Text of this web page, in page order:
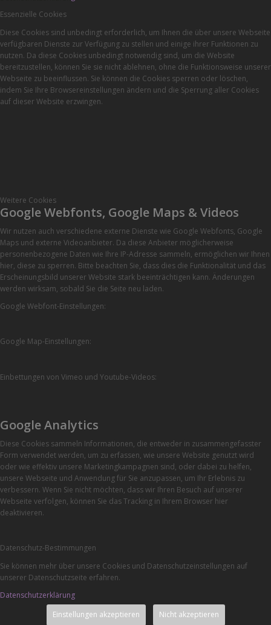
Essenzielle Cookies
Diese Cookies sind unbedingt erforderlich, um Ihnen die über unsere Webseite
verfügbaren Dienste zur Verfügung zu stellen und einige ihrer Funktionen zu
nutzen. Da diese Cookies unbedingt notwendig sind, um die Website
bereitzustellen, können Sie sie nicht ablehnen, ohne die Funktionsweise unserer
Webseite zu beeinflussen. Sie können die Cookies sperren oder löschen,
indem Sie Ihre Browsereinstellungen ändern und die Sperrung aller Cookies
auf dieser Website erzwingen.
Weitere Cookies
Google Webfonts, Google Maps & Videos
Wir nutzen auch verschiedene externe Dienste wie Google Webfonts, Google
Maps und externe Videoanbieter. Da diese Anbieter möglicherweise
personenbezogene Daten wie Ihre IP-Adresse sammeln, ermöglichen wir Ihnen
hier, diese zu sperren. Bitte beachten Sie, dass dies die Funktionalität und das
Erscheinungsbild unserer Website stark beeinträchtigen kann. Änderungen
werden wirksam, sobald Sie die Seite neu laden.
Google Webfont-Einstellungen:
Google Map-Einstellungen:
Einbettungen von Vimeo und Youtube-Videos:
Google Analytics
Diese Cookies sammeln Informationen, die entweder in zusammengefasster
Form verwendet werden, um zu erfassen, wie unsere Website genutzt wird
oder wie effektiv unsere Marketingkampagnen sind, oder dabei zu helfen,
unsere Webseite und Anwendung für Sie anzupassen, um Ihr Erlebnis zu
verbessern. Wenn Sie nicht möchten, dass wir Ihren Besuch auf unserer
Webseite verfolgen, können Sie das Tracking in Ihrem Browser hier
deaktivieren.
Datenschutz-Bestimmungen
Sie können mehr über unsere Cookies und Datenschutzeinstellungen auf
unserer Datenschutzseite erfahren.
Datenschutzerklärung
Einstellungen akzeptieren
Nicht akzeptieren